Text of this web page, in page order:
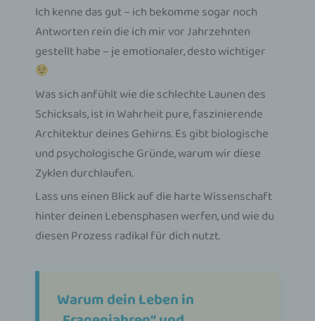
Ich kenne das gut – ich bekomme sogar noch
Antworten rein die ich mir vor Jahrzehnten
gestellt habe – je emotionaler, desto wichtiger
Was sich anfühlt wie die schlechte Launen des
Schicksals, ist in Wahrheit pure, faszinierende
Architektur deines Gehirns. Es gibt biologische
und psychologische Gründe, warum wir diese
Zyklen durchlaufen.
Lass uns einen Blick auf die harte Wissenschaft
hinter deinen Lebensphasen werfen, und wie du
diesen Prozess radikal für dich nutzt.
Warum dein Leben in